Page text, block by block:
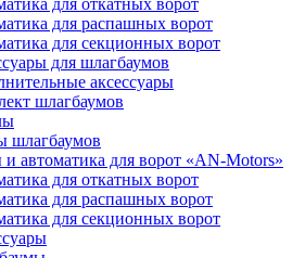
для откатных ворот
для распашных ворот
для секционных ворот
для шлагбаумов
аксессуары
шлагбаумов
шлагбаумов
автоматика для ворот «AN-Motors»
для откатных ворот
для распашных ворот
для секционных ворот